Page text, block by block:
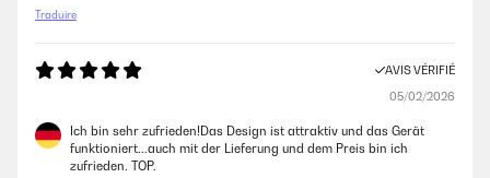
Traduire
AVIS VÉRIFIÉ
05/02/2026
Ich bin sehr zufrieden!Das Design ist attraktiv und das Gerät
funktioniert...auch mit der Lieferung und dem Preis bin ich
zufrieden. TOP.